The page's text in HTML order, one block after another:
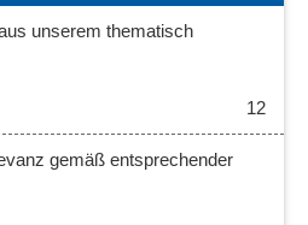
unserem thematisch
12
gemäß entsprechender